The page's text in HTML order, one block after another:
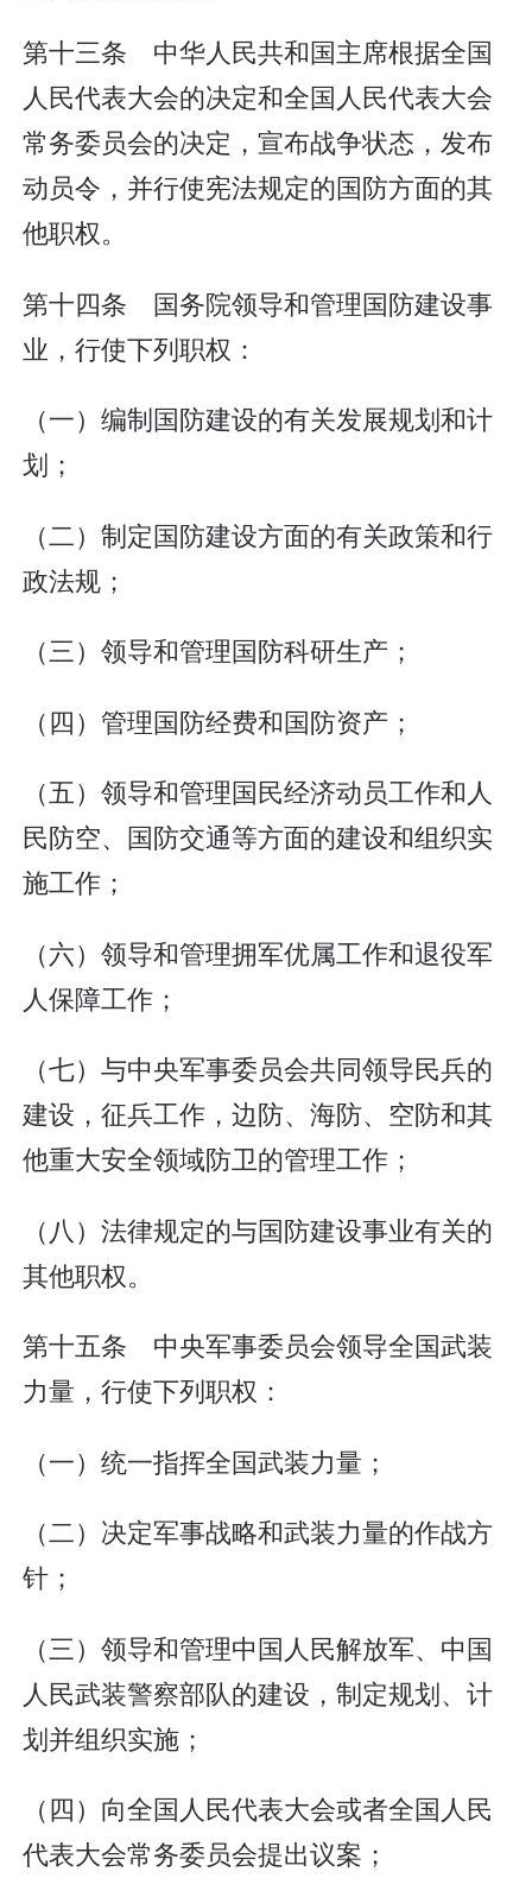
第十三条 中华人民共和国主席根据全国
人民代表大会的决定和全国人民代表大会
常务委员会的决定，宣布战争状态，发布
动员令，并行使宪法规定的国防方面的其
他职权。
第十四条 国务院领导和管理国防建设事
业，行使下列职权：
（一）编制国防建设的有关发展规划和计
划；
（二）制定国防建设方面的有关政策和行
政法规；
（三）领导和管理国防科研生产；
（四）管理国防经费和国防资产；
（五）领导和管理国民经济动员工作和人
民防空、国防交通等方面的建设和组织实
施工作；
（六）领导和管理拥军优属工作和退役军
人保障工作；
（七）与中央军事委员会共同领导民兵的
建设，征兵工作，边防、海防、空防和其
他重大安全领域防卫的管理工作；
（八）法律规定的与国防建设事业有关的
其他职权。
第十五条 中央军事委员会领导全国武装
力量，行使下列职权：
（一）统一指挥全国武装力量；
（二）决定军事战略和武装力量的作战方
针；
（三）领导和管理中国人民解放军、中国
人民武装警察部队的建设，制定规划、计
划并组织实施；
（四）向全国人民代表大会或者全国人民
代表大会常务委员会提出议案；